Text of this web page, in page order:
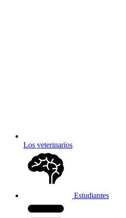
Los veterinarios
Estudiantes